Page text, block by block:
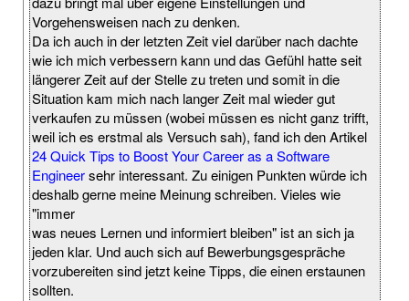
Vorgehensweisen nach zu denken.
Da ich auch in der letzten Zeit viel darüber nach dachte
wie ich mich verbessern kann und das Gefühl hatte seit
längerer Zeit auf der Stelle zu treten und somit in die
Situation kam mich nach langer Zeit mal wieder gut
verkaufen zu müssen (wobei müssen es nicht ganz trifft,
weil ich es erstmal als Versuch sah), fand ich den Artikel
24 Quick Tips to Boost Your Career as a Software
Engineersehr interessant. Zu einigen Punkten würde ich
deshalb gerne meine Meinung schreiben. Vieles wie
"immer
was neues Lernen und informiert bleiben" ist an sich ja
jeden klar. Und auch sich auf Bewerbungsgespräche
vorzubereiten sind jetzt keine Tipps, die einen erstaunen
sollten.